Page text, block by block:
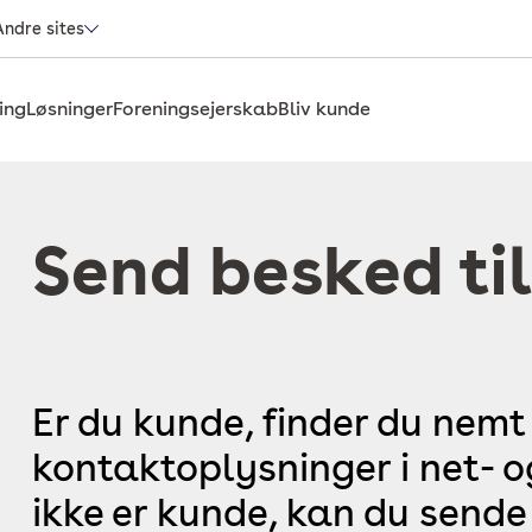
sites
LøsningerForeningsejerskabBliv kunde
Send besked
Er du kunde, finder du
kontaktoplysninger i net-
ikke er kunde, kan du